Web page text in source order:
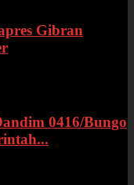
Gibran
0416/Bungo